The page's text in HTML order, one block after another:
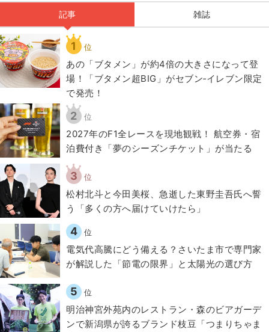
記事 雑誌
1 位
あの「ブタメン」が約4倍の大きさになって登
場！「ブタメン超BIG」がセブン‐イレブン限定
で発売！
2 位
2027年のF1全レースを現地観戦！ 航空券・宿
泊費付き「夢のシーズンチケット」が当たる
3 位
松村北斗と今田美桜、急逝した東野圭吾氏へ誓
う「多くの方へ届けていけたら」
4 位
電気代高騰にどう備える？さいたま市で専門家
が解説した「節電の限界」と太陽光の選び方
5 位
明治神宮外苑内のレストラン・森のビアガーデ
ンで新潟県が誇るブランド枝豆「つまりちゃま